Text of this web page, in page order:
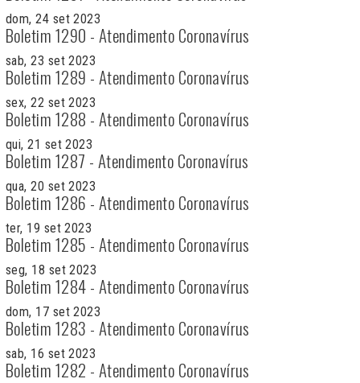
dom, 24 set 2023
Boletim 1290 - Atendimento Coronavírus
sab, 23 set 2023
Boletim 1289 - Atendimento Coronavírus
sex, 22 set 2023
Boletim 1288 - Atendimento Coronavírus
qui, 21 set 2023
Boletim 1287 - Atendimento Coronavírus
qua, 20 set 2023
Boletim 1286 - Atendimento Coronavírus
ter, 19 set 2023
Boletim 1285 - Atendimento Coronavírus
seg, 18 set 2023
Boletim 1284 - Atendimento Coronavírus
dom, 17 set 2023
Boletim 1283 - Atendimento Coronavírus
sab, 16 set 2023
Boletim 1282 - Atendimento Coronavírus